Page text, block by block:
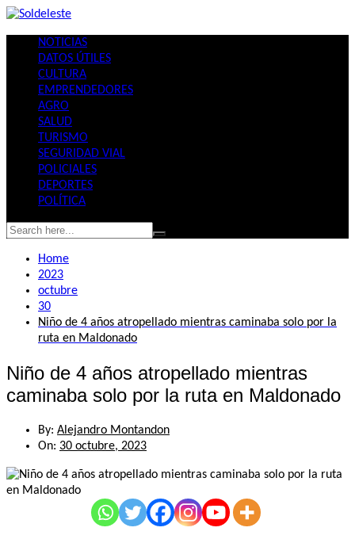
Skip
contentNOTICIAS
DATOS ÚTILES
CULTURA
EMPRENDEDORES
AGRO
SALUD
TURISMO
SEGURIDAD VIAL
POLICIALES
DEPORTES
POLÍTICA
Home
2023
octubre
30
Niño de 4 años atropellado mientras caminaba solo por la
ruta en Maldonado
Niño de 4 años atropellado mientras
caminaba solo por la ruta en Maldonado
By: Alejandro Montandon
On: 30 octubre, 2023